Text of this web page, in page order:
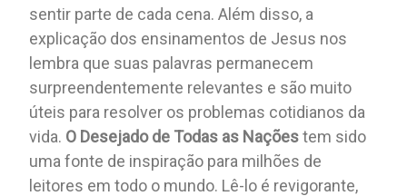
sentir parte de cada cena. Além disso, a
explicação dos ensinamentos de Jesus nos
lembra que suas palavras permanecem
surpreendentemente relevantes e são muito
úteis para resolver os problemas cotidianos da
vida. O Desejado de Todas as Naçõestem sido
uma fonte de inspiração para milhões de
leitores em todo o mundo. Lê-lo é revigorante,